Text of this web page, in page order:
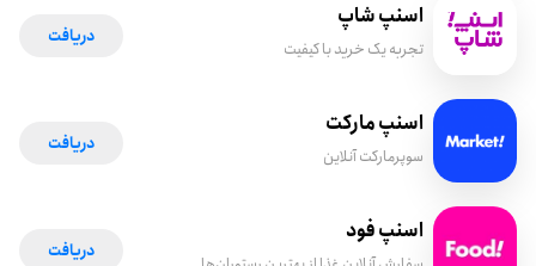
اسنپ شاپ
تجربه یک خرید با کیفیت
دریافت
اسنپ مارکت
سوپرمارکت آنلاین
دریافت
اسنپ فود
دریافت